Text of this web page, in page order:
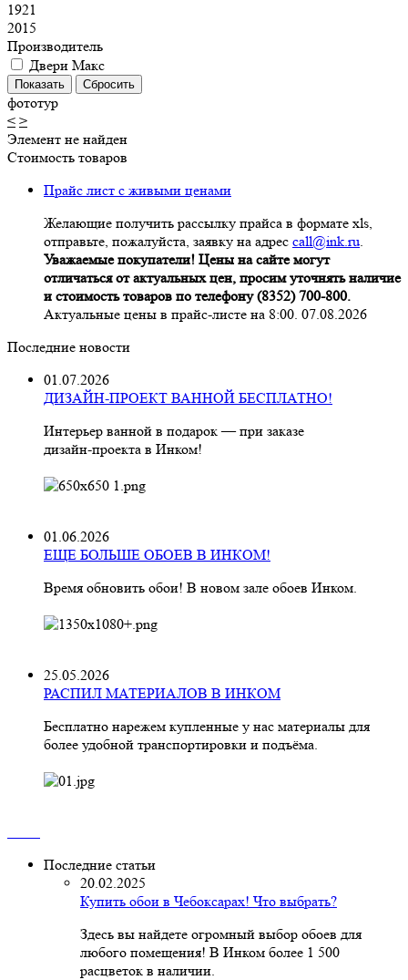
1921
2015
Производитель
Двери Макс
фототур
< >
Элемент не найден
Стоимость товаров
Прайс лист с живыми ценами
Желающие получить рассылку прайса в формате xls,
отправьте, пожалуйста, заявку на адрес call@ink.ru.
Уважаемые покупатели! Цены на сайте могут
отличаться от актуальных цен, просим уточнять наличие
и стоимость товаров по телефону (8352) 700-800.
Актуальные цены в прайс-листе на 8:00. 07.08.2026
Последние новости
01.07.2026
ДИЗАЙН-ПРОЕКТ ВАННОЙ БЕСПЛАТНО!
Интерьер ванной в подарок — при заказе
дизайн‑проекта в Инком!
01.06.2026
ЕЩЕ БОЛЬШЕ ОБОЕВ В ИНКОМ!
Время обновить обои! В новом зале обоев Инком.
25.05.2026
РАСПИЛ МАТЕРИАЛОВ В ИНКОМ
Бесплатно нарежем купленные у нас материалы для
более удобной транспортировки и подъёма.
Последние статьи
20.02.2025
Купить обои в Чебоксарах! Что выбрать?
Здесь вы найдете огромный выбор обоев для
любого помещения! В Инком более 1 500
расцветок в наличии.